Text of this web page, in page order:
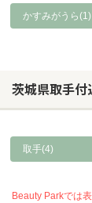
かすみがうら(1)
茨城県取手付
取手(4)
Beauty Parkでは